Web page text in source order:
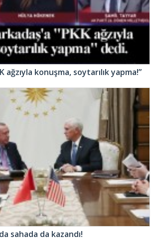
ağzıyla konuşma, soytarılık yapma!”
sahada da kazandı!